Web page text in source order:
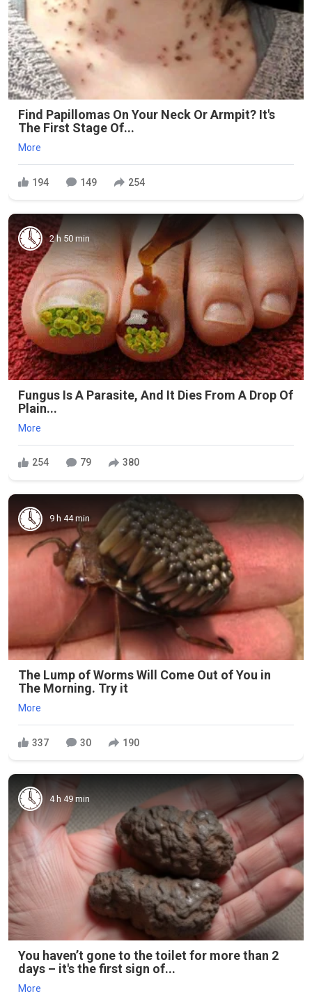
Find Papillomas On Your Neck Or Armpit? It's
The First Stage Of...
More
194 149 254
2 h 50 min
Fungus Is A Parasite, And It Dies From A Drop Of
Plain...
More
254 79 380
9 h 44 min
The Lump of Worms Will Come Out of You in
The Morning. Try it
More
337 30 190
4 h 49 min
You haven’t gone to the toilet for more than 2
days – it's the first sign of...
More